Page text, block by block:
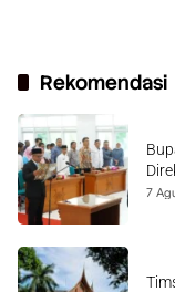
Rekomendasi
7